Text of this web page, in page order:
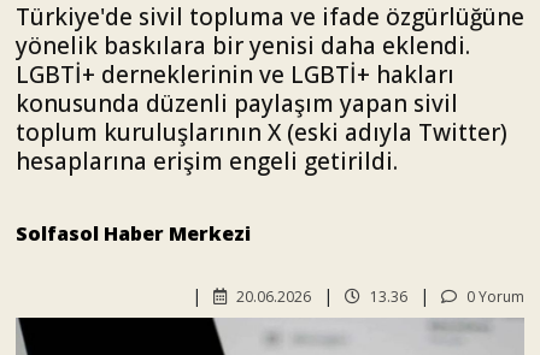
Türkiye'de sivil topluma ve ifade özgürlüğüne
yönelik baskılara bir yenisi daha eklendi.
LGBTİ+ derneklerinin ve LGBTİ+ hakları
konusunda düzenli paylaşım yapan sivil
toplum kuruluşlarının X (eski adıyla Twitter)
hesaplarına erişim engeli getirildi.
Solfasol Haber Merkezi
0 Yorum
13.36
20.06.2026